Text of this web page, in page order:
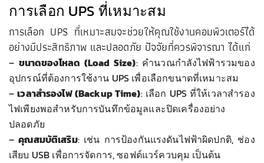
การเลือก UPS ที่เหมาะสม
การเลือก UPS ที่เหมาะสมจะช่วยให้คุณใช้งานคอมพิวเตอร์ได้
อย่างมีประสิทธิภาพ และปลอดภัย ปัจจัยที่ควรพิจารณา ได้แก่
– ขนาดของโหลด (Load Size): คำนวณกำลังไฟฟ้ารวมของ
อุปกรณ์ที่ต้องการใช้งาน UPS เพื่อเลือกขนาดที่เหมาะสม
–เวลาสำรองไฟ (Backup Time): เลือก UPS ที่ให้เวลาสำรอง
ไฟเพียงพอสำหรับการบันทึกข้อมูลและปิดเครื่องอย่าง
ปลอดภัย
–คุณสมบัติเสริม: เช่น การป้องกันแรงดันไฟฟ้าผิดปกติ, ช่อง
เสียบ USB เพื่อการจัดการ, ซอฟต์แวร์ควบคุม เป็นต้น